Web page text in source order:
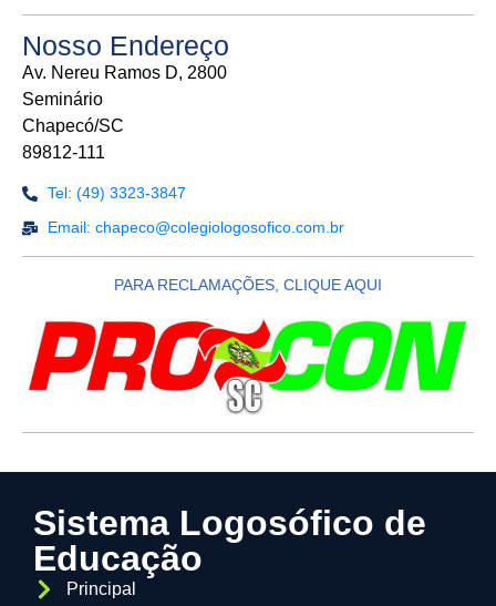
Nosso Endereço
Av. Nereu Ramos D, 2800
Seminário
Chapecó/SC
89812-111
Tel: (49) 3323-3847
Email: chapeco@colegiologosofico.com.br
PARA RECLAMAÇÕES, CLIQUE AQUI
Sistema Logosófico de
Educação
Principal